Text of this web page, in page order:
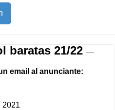
baratas 21/22 —
email al anunciante:
2021